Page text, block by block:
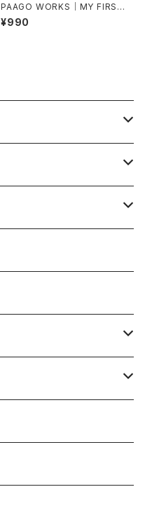
PAAGO WORKS｜MY FIRST
AID POPS Bag
¥990